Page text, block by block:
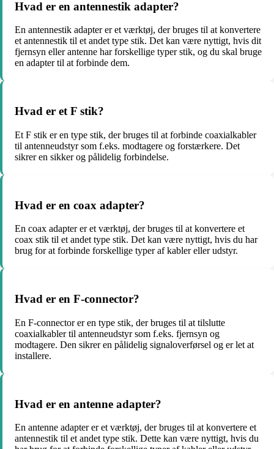
Hvad er en antennestik adapter?
En antennestik adapter er et værktøj, der bruges til at konvertere
et antennestik til et andet type stik. Det kan være nyttigt, hvis dit
fjernsyn eller antenne har forskellige typer stik, og du skal bruge
en adapter til at forbinde dem.
Hvad er et F stik?
Et F stik er en type stik, der bruges til at forbinde coaxialkabler
til antenneudstyr som f.eks. modtagere og forstærkere. Det
sikrer en sikker og pålidelig forbindelse.
Hvad er en coax adapter?
En coax adapter er et værktøj, der bruges til at konvertere et
coax stik til et andet type stik. Det kan være nyttigt, hvis du har
brug for at forbinde forskellige typer af kabler eller udstyr.
Hvad er en F-connector?
En F-connector er en type stik, der bruges til at tilslutte
coaxialkabler til antenneudstyr som f.eks. fjernsyn og
modtagere. Den sikrer en pålidelig signaloverførsel og er let at
installere.
Hvad er en antenne adapter?
En antenne adapter er et værktøj, der bruges til at konvertere et
antennestik til et andet type stik. Dette kan være nyttigt, hvis du